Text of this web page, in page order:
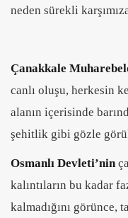
neden sürekli
Çanakkale
canlı oluşu, herkesin
alanın içerisinde
şehitlik gibi gözle
Osmanlı Devleti’nin
kalıntıların bu kadar
kalmadığını görünce,